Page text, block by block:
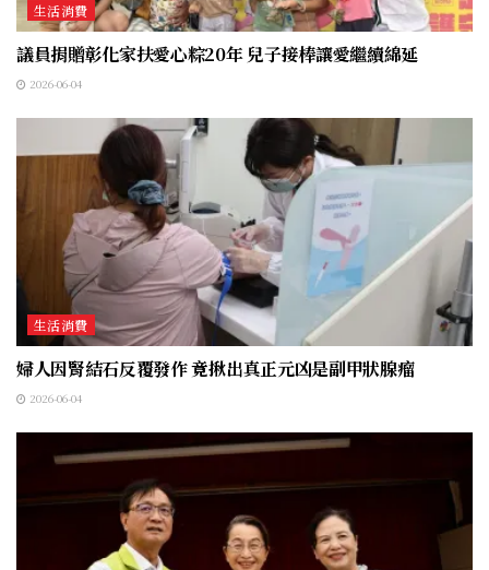
生活消費
議員捐贈彰化家扶愛心粽20年 兒子接棒讓愛繼續綿延
2026-06-04
生活消費
婦人因腎結石反覆發作 竟揪出真正元凶是副甲狀腺瘤
2026-06-04